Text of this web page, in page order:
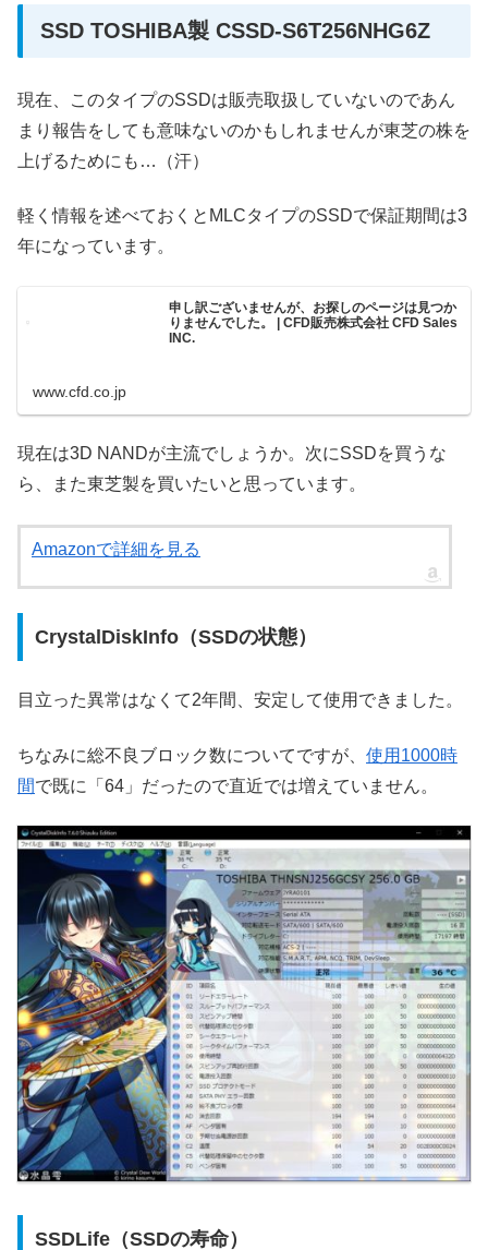
SSD TOSHIBA製 CSSD-S6T256NHG6Z
現在、このタイプのSSDは販売取扱していないのであん
まり報告をしても意味ないのかもしれませんが東芝の株を
上げるためにも…（汗）
軽く情報を述べておくとMLCタイプのSSDで保証期間は3
年になっています。
申し訳ございませんが、お探しのページは見つか
りませんでした。 | CFD販売株式会社 CFD Sales
INC.
www.cfd.co.jp
現在は3D NANDが主流でしょうか。次にSSDを買うな
ら、また東芝製を買いたいと思っています。
Amazonで詳細を見る
CrystalDiskInfo（SSDの状態）
目立った異常はなくて2年間、安定して使用できました。
ちなみに総不良ブロック数についてですが、 使用1000時
間で既に「64」だったので直近では増えていません。
SSDLife（SSDの寿命）